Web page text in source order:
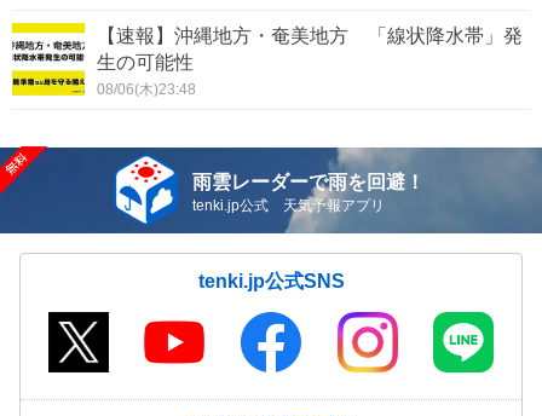
【速報】沖縄地方・奄美地方 「線状降水帯」発
生の可能性
08/06(木)23:48
雨雲レーダーで雨を回避！
tenki.jp公式 天気予報アプリ
tenki.jp公式SNS